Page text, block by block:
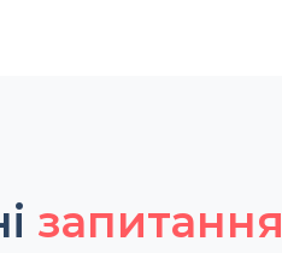
запитання